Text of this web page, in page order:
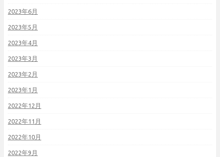
2023年6月
2023年5月
2023年4月
2023年3月
2023年2月
2023年1月
2022年12月
2022年11月
2022年10月
2022年9月